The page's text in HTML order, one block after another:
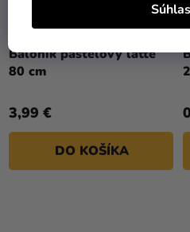
Balónik pastelový latte
80 cm
3,99 €
DO KOŠÍKA